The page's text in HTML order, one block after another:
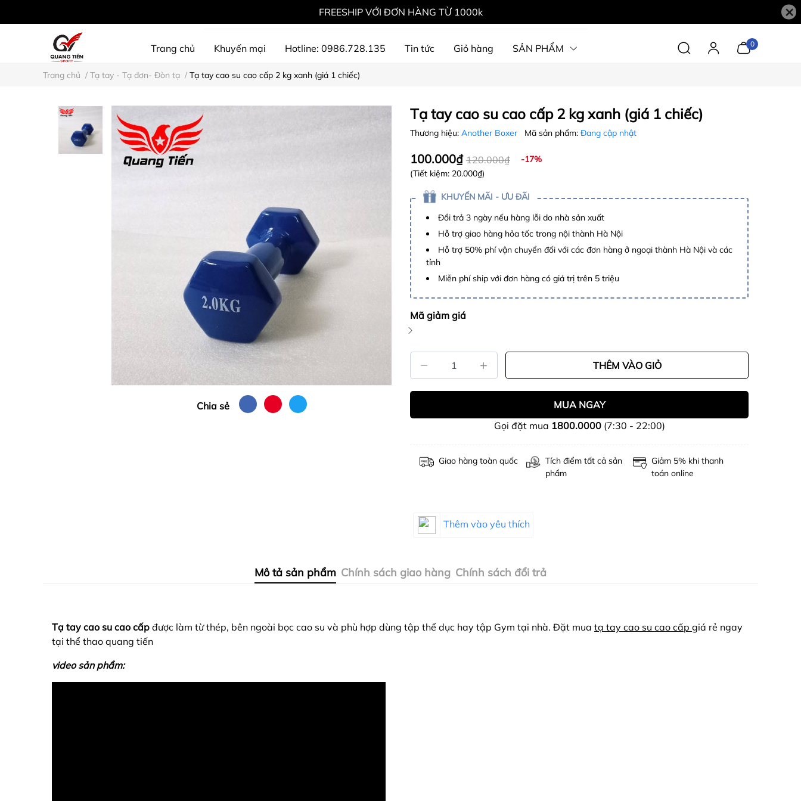
FREESHIP VỚI ĐƠN HÀNG TỪ 1000k ×
Trang chủ Khuyến mại Hotline: 0986.728.135 Tin tức Giỏ hàng SẢN PHẨM 0
Trang chủ / Tạ tay - Tạ đơn- Đòn tạ / Tạ tay cao su cao cấp 2 kg xanh (giá 1 chiếc)
Chia sẻ
Tạ tay cao su cao cấp 2 kg xanh (giá 1 chiếc)
Thương hiệu: Another Boxer Mã sản phẩm: Đang cập nhật
100.000₫ 120.000₫
-17%
(Tiết kiệm: 20.000₫)
KHUYẾN MÃI - ƯU ĐÃI
Đổi trả 3 ngày nếu hàng lỗi do nhà sản xuất
Hỗ trợ giao hàng hỏa tốc trong nội thành Hà Nội
Hỗ trợ 50% phí vận chuyển đối với các đơn hàng ở ngoại thành Hà Nội và các
tỉnh
Miễn phí ship với đơn hàng có giá trị trên 5 triệu
Mã giảm giá
THÊM VÀO GIỎ
MUA NGAY
Gọi đặt mua 1800.0000(7:30 - 22:00)
Giao hàng toàn quốc
Tích điểm tất cả sản
phẩm
Giảm 5% khi thanh
toán online
Thêm vào yêu thích
Mô tả sản phẩm Chính sách giao hàng Chính sách đổi trả
Tạ tay cao su cao cấp được làm từ thép, bên ngoài bọc cao su và phù hợp dùng tập thể dục hay tập Gym tại nhà. Đặt mua tạ tay cao su cao cấp giá rẻ ngay
tại thể thao quang tiến
video sản phẩm: